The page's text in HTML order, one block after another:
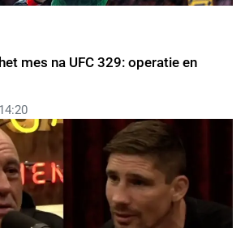
mes na UFC 329: operatie en